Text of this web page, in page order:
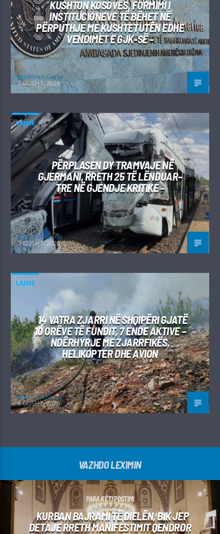
KUSHTON KOSOVËS, FORMIMI I
INSTITUCIONEVE TË BËHET NË
PËRPUTHJE ME KUSHTETUTËN EDHE
VENDIMET E GJK-SË –
Kushtrim Guraj
7 GUSHT, 2026
LAJME
PËRPLASEN DY TRAMVAJE NË
GJERMANI, RRETH 25 TË LËNDUAR–
TRE NË GJENDJE KRITIKE –
Kushtrim Guraj
7 GUSHT, 2026
LAJME
14 VATRA ZJARRI NË SHQIPËRI GJATË
10 ORËVE TË FUNDIT, 7 ENDE AKTIVE –
NDËRHYRJE ME ZJARRFIKËS,
HELIKOPTER DHE AVION
Kushtrim Guraj
6 GUSHT, 2026
VAZHDO LEXIMIN
PARA KËTI POSTIMI
KURBAN BAJRAMI TË DIELËN, BIK JEP
DETAJE RRETH MANIFESTIMIT QENDROR